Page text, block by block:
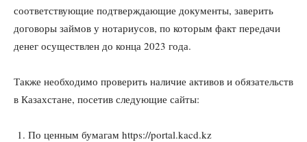
соответствующие подтверждающие документы, заверить
договоры займов у нотариусов, по которым факт передачи
денег осуществлен до конца 2023 года.
Также необходимо проверить наличие активов и обязательств
в Казахстане, посетив следующие сайты:
По ценным бумагам https://portal.kacd.kz